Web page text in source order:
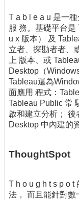
T a b l e a u 是一
服 務。基礎平台是
u x 版本） 及
立者、探勘者者、
上 版本、或
Desktop（
Tableau還為
面應用 程式：
Tableau Public 常
啟和建立分析； 後
Desktop 中內建的
ThoughtSpot
T h o u g h t s p o t
法， 而且能針對數